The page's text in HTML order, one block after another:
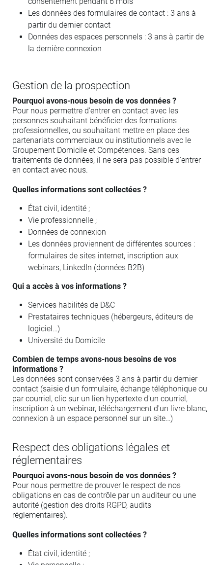
Les données des formulaires de contact : 3 ans à
partir du dernier contact
Données des espaces personnels : 3 ans à partir de
la dernière connexion
Gestion de la prospection
Pourquoi avons-nous besoin de vos données ?
Pour nous permettre d'entrer en contact avec les
personnes souhaitant bénéficier des formations
professionnelles, ou souhaitant mettre en place des
partenariats commerciaux ou institutionnels avec le
Groupement Domicile et Compétences. Sans ces
traitements de données, il ne sera pas possible d'entrer
en contact avec nous.
Quelles informations sont collectées ?
État civil, identité ;
Vie professionnelle ;
Données de connexion
Les données proviennent de différentes sources :
formulaires de sites internet, inscription aux
webinars, LinkedIn (données B2B)
Qui a accès à vos informations ?
Services habilités de D&C
Prestataires techniques (hébergeurs, éditeurs de
logiciel…)
Université du Domicile
Combien de temps avons-nous besoins de vos
informations ?
Les données sont conservées 3 ans à partir du dernier
contact (saisie d'un formulaire, échange téléphonique ou
par courriel, clic sur un lien hypertexte d'un courriel,
inscription à un webinar, téléchargement d'un livre blanc,
connexion à un espace personnel sur un site…)
Respect des obligations légales et
réglementaires
Pourquoi avons-nous besoin de vos données ?
Pour nous permettre de prouver le respect de nos
obligations en cas de contrôle par un auditeur ou une
autorité (gestion des droits RGPD, audits
réglementaires).
Quelles informations sont collectées ?
État civil, identité ;